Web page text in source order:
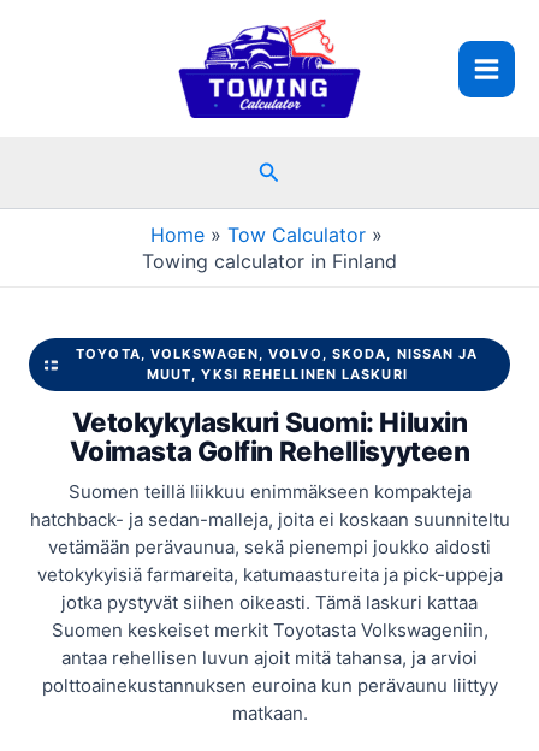
Search
Home
Tow Calculator
Towing calculator in Finland
TOYOTA, VOLKSWAGEN, VOLVO, SKODA, NISSAN JA
MUUT, YKSI REHELLINEN LASKURI
Vetokykylaskuri Suomi: Hiluxin
Voimasta Golfin Rehellisyyteen
Suomen teillä liikkuu enimmäkseen kompakteja
hatchback- ja sedan-malleja, joita ei koskaan suunniteltu
vetämään perävaunua, sekä pienempi joukko aidosti
vetokykyisiä farmareita, katumaastureita ja pick-uppeja
jotka pystyvät siihen oikeasti. Tämä laskuri kattaa
Suomen keskeiset merkit Toyotasta Volkswageniin,
antaa rehellisen luvun ajoit mitä tahansa, ja arvioi
polttoainekustannuksen euroina kun perävaunu liittyy
matkaan.